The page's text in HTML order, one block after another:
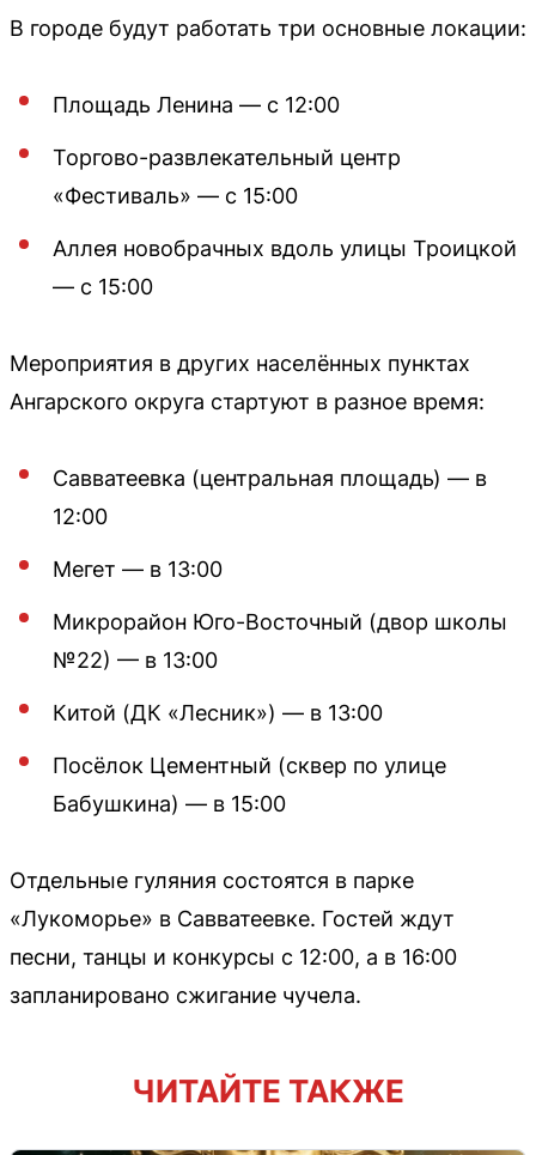
В городе будут работать три основные локации:
Площадь Ленина — с 12:00
Торгово-развлекательный центр
«Фестиваль» — с 15:00
Аллея новобрачных вдоль улицы Троицкой
— с 15:00
Мероприятия в других населённых пунктах
Ангарского округа стартуют в разное время:
Савватеевка (центральная площадь) — в
12:00
Мегет — в 13:00
Микрорайон Юго-Восточный (двор школы
№22) — в 13:00
Китой (ДК «Лесник») — в 13:00
Посёлок Цементный (сквер по улице
Бабушкина) — в 15:00
Отдельные гуляния состоятся в парке
«Лукоморье» в Савватеевке. Гостей ждут
песни, танцы и конкурсы с 12:00, а в 16:00
запланировано сжигание чучела.
ЧИТАЙТЕ ТАКЖЕ